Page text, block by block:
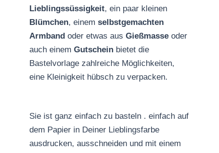
Lieblingssüssigkeit, ein paar kleinen
Blümchen, einem selbstgemachten
Armband oder etwas aus Gießmasse oder
auch einem Gutschein bietet die
Bastelvorlage zahlreiche Möglichkeiten,
eine Kleinigkeit hübsch zu verpacken.
Sie ist ganz einfach zu basteln . einfach auf
dem Papier in Deiner Lieblingsfarbe
ausdrucken, ausschneiden und mit einem